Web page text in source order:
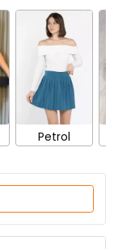
Petrol